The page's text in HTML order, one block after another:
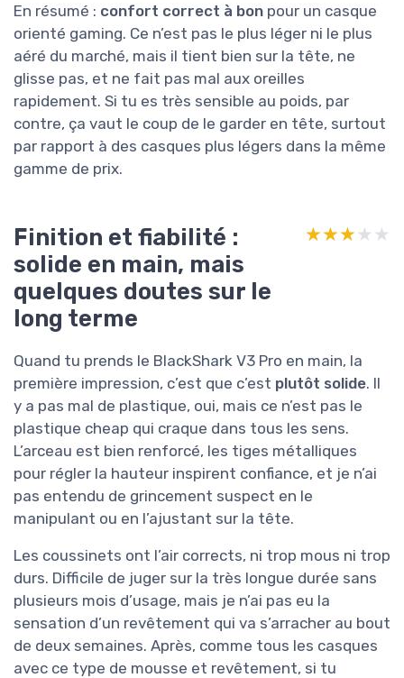
En résumé : confort correct à bon pour un casque
orienté gaming. Ce n’est pas le plus léger ni le plus
aéré du marché, mais il tient bien sur la tête, ne
glisse pas, et ne fait pas mal aux oreilles
rapidement. Si tu es très sensible au poids, par
contre, ça vaut le coup de le garder en tête, surtout
par rapport à des casques plus légers dans la même
gamme de prix.
Finition et fiabilité :
solide en main, mais
quelques doutes sur le
long terme
★★★★★
★★★★★
Quand tu prends le BlackShark V3 Pro en main, la
première impression, c’est que c’est plutôt solide. Il
y a pas mal de plastique, oui, mais ce n’est pas le
plastique cheap qui craque dans tous les sens.
L’arceau est bien renforcé, les tiges métalliques
pour régler la hauteur inspirent confiance, et je n’ai
pas entendu de grincement suspect en le
manipulant ou en l’ajustant sur la tête.
Les coussinets ont l’air corrects, ni trop mous ni trop
durs. Difficile de juger sur la très longue durée sans
plusieurs mois d’usage, mais je n’ai pas eu la
sensation d’un revêtement qui va s’arracher au bout
de deux semaines. Après, comme tous les casques
avec ce type de mousse et revêtement, si tu